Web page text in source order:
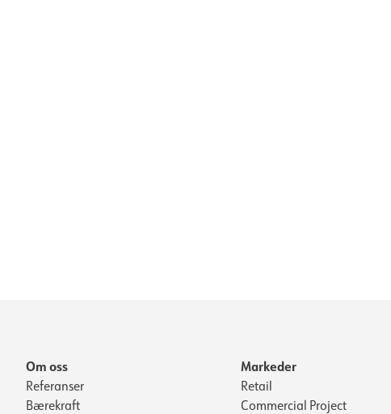
Om oss
Referanser
Bærekraft
Markeder
Retail
Commercial Project